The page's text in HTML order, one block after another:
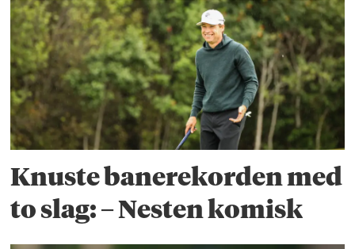
Knuste banerekorden med
to slag: – Nesten komisk